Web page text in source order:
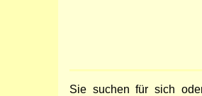
Sie suchen für sich